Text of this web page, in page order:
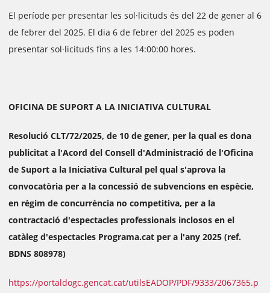
El període per presentar les sol·licituds és del 22 de gener al 6
de febrer del 2025. El dia 6 de febrer del 2025 es poden
presentar sol·licituds fins a les 14:00:00 hores.
OFICINA DE SUPORT A LA INICIATIVA CULTURAL
Resolució CLT/72/2025, de 10 de gener, per la qual es dona
publicitat a l'Acord del Consell d'Administració de l'Oficina
de Suport a la Iniciativa Cultural pel qual s'aprova la
convocatòria per a la concessió de subvencions en espècie,
en règim de concurrència no competitiva, per a la
contractació d'espectacles professionals inclosos en el
catàleg d'espectacles Programa.cat per a l'any 2025 (ref.
BDNS 808978)
https://portaldogc.gencat.cat/utilsEADOP/PDF/9333/2067365.p